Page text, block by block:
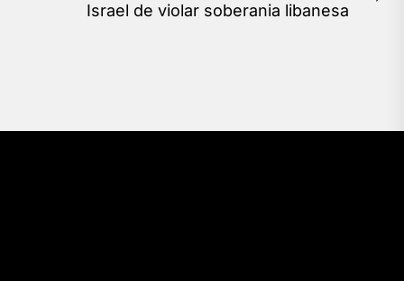
Israel de violar soberania libanesa